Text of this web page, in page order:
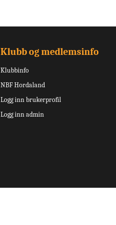
Klubb og medlemsinfo
Klubbinfo
NBF Hordaland
Logg inn brukerprofil
Logg inn admin